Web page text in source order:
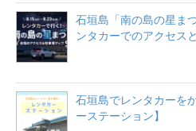
石垣島「南の島の星ま
ンタカーでのアクセス
石垣島でレンタカーを
ーステーション】